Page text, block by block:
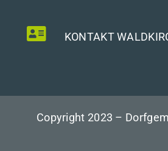
KONTAKT
Copyright 2023 –